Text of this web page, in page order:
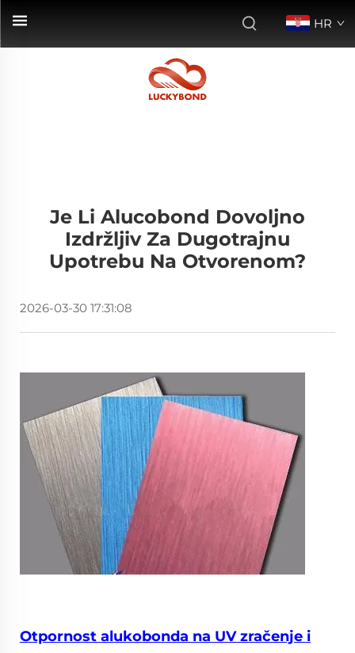
HR
Je Li Alucobond Dovoljno
Izdržljiv Za Dugotrajnu
Upotrebu Na Otvorenom?
2026-03-30 17:31:08
Otpornost alukobonda na UV zračenje i